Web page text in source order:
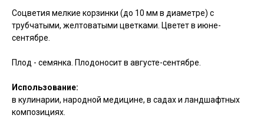
Соцветия мелкие корзинки (до 10 мм в диаметре) с
трубчатыми, желтоватыми цветками. Цветет в июне-
сентябре.
Плод - семянка. Плодоносит в августе-сентябре.
Использование:
в кулинарии, народной медицине, в садах и ландшафтных
композициях.